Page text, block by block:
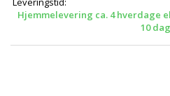
Hjemmelevering ca. 4 hverdage
10